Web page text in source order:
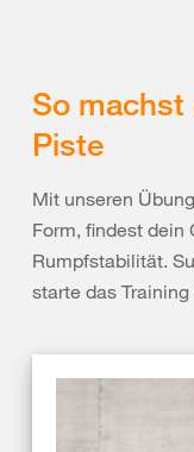
So
Piste
Mit unseren
Form, findest
Rumpfstabilität.
starte das